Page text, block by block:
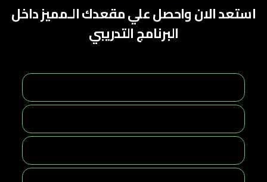
استعد الان واحصل علي مقعدك الـمميز داخل
البرنامج التدريبي